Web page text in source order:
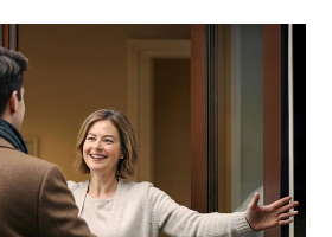
데 옆에서 지켜보던 딸이 적극적으로
? 나도 하고 싶어. 같이 하자. 재밌겠다!” 김
, 단무지, 어묵 등 재료를 하나하나 얹어 시험
. 김발이 없어 걱정했지만 생각보다 예쁘게 잘
아, 감탄이 절로 나오더군요. 다음으로 딸이
밥은 적게, 재료를 정성스럽게 얹어 야무지게
서 척척 하더군요. 김밥 만드는 게 어렵지
서 있느라 허리가 아프다면서도 재료가 다